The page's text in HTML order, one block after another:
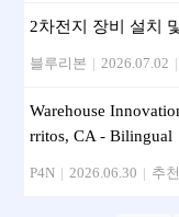
2차전지 장비 설치
블루리본 | 2026.07.02 |
Warehouse
rritos, CA - Bilingual
P4N | 2026.06.30 | 추